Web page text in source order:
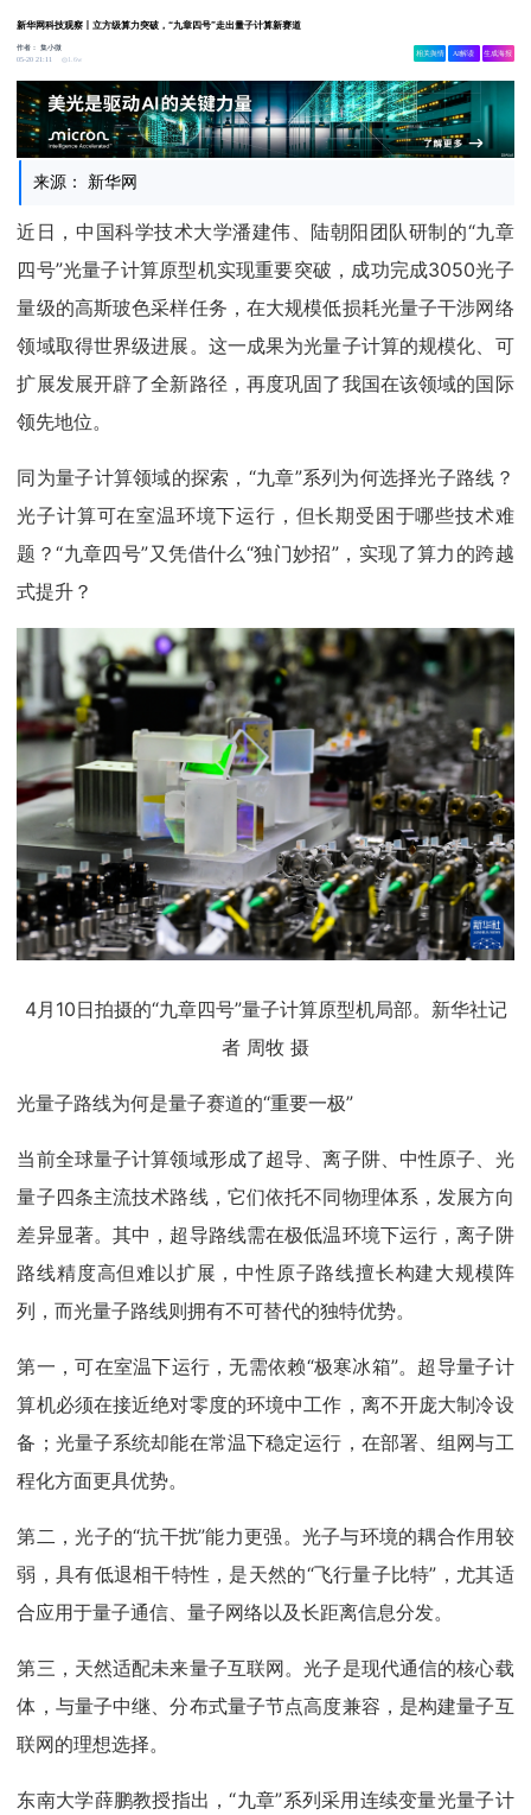
新华网科技观察丨立方级算力突破，“九章四号”走出量子计算新赛道
作者：集小微
05-20 21:11
1.6w
相关舆情 AI解读 生成海报
来源： 新华网
近日，中国科学技术大学潘建伟、陆朝阳团队研制的“九章
四号”光量子计算原型机实现重要突破，成功完成3050光子
量级的高斯玻色采样任务，在大规模低损耗光量子干涉网络
领域取得世界级进展。这一成果为光量子计算的规模化、可
扩展发展开辟了全新路径，再度巩固了我国在该领域的国际
领先地位。
同为量子计算领域的探索，“九章”系列为何选择光子路线？
光子计算可在室温环境下运行，但长期受困于哪些技术难
题？“九章四号”又凭借什么“独门妙招”，实现了算力的跨越
式提升？
4月10日拍摄的“九章四号”量子计算原型机局部。新华社记
者 周牧 摄
光量子路线为何是量子赛道的“重要一极”
当前全球量子计算领域形成了超导、离子阱、中性原子、光
量子四条主流技术路线，它们依托不同物理体系，发展方向
差异显著。其中，超导路线需在极低温环境下运行，离子阱
路线精度高但难以扩展，中性原子路线擅长构建大规模阵
列，而光量子路线则拥有不可替代的独特优势。
第一，可在室温下运行，无需依赖“极寒冰箱”。超导量子计
算机必须在接近绝对零度的环境中工作，离不开庞大制冷设
备；光量子系统却能在常温下稳定运行，在部署、组网与工
程化方面更具优势。
第二，光子的“抗干扰”能力更强。光子与环境的耦合作用较
弱，具有低退相干特性，是天然的“飞行量子比特”，尤其适
合应用于量子通信、量子网络以及长距离信息分发。
第三，天然适配未来量子互联网。光子是现代通信的核心载
体，与量子中继、分布式量子节点高度兼容，是构建量子互
联网的理想选择。
东南大学薛鹏教授指出，“九章”系列采用连续变量光量子计